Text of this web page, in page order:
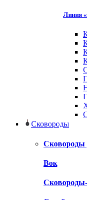
Линия
Сковороды
Сковороды
Вок